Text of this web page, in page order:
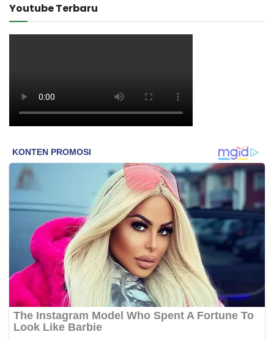
Youtube Terbaru